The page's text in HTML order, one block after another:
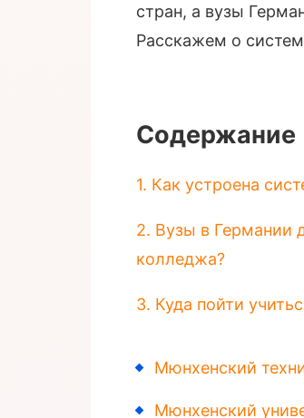
стран, а вузы
Расскажем о
Содержание
1. Как устроена
2. Вузы в Германии
колледжа?
3. Куда пойти
Мюнхенский
Мюнхенский